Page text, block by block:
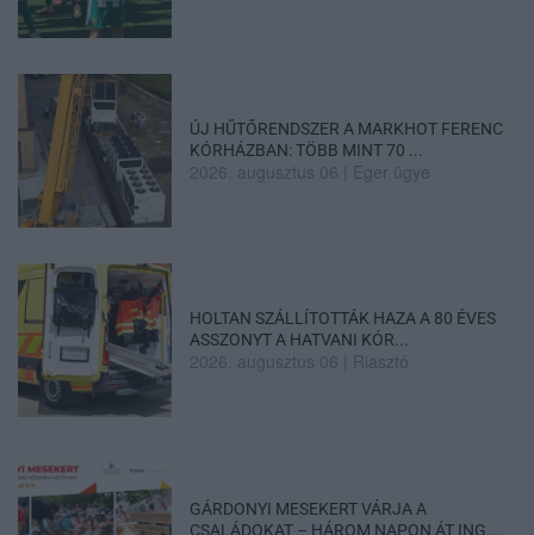
ÚJ HŰTŐRENDSZER A MARKHOT FERENC
KÓRHÁZBAN: TÖBB MINT 70 ...
2026. augusztus 06 Eger ügye
HOLTAN SZÁLLÍTOTTÁK HAZA A 80 ÉVES
ASSZONYT A HATVANI KÓR...
2026. augusztus 06 Riasztó
GÁRDONYI MESEKERT VÁRJA A
CSALÁDOKAT – HÁROM NAPON ÁT ING...